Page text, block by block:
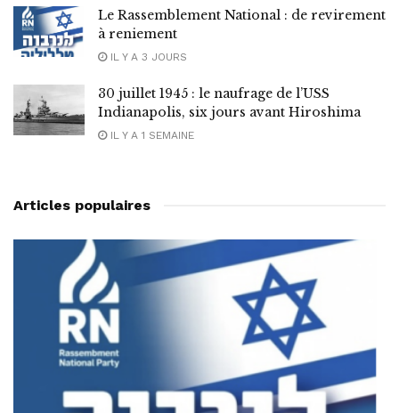
Le Rassemblement National : de revirement
à reniement
IL Y A 3 JOURS
30 juillet 1945 : le naufrage de l’USS
Indianapolis, six jours avant Hiroshima
IL Y A 1 SEMAINE
Articles populaires